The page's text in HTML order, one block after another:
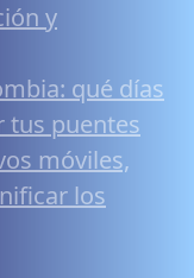
y
qué días
tus puentes
móviles,
los